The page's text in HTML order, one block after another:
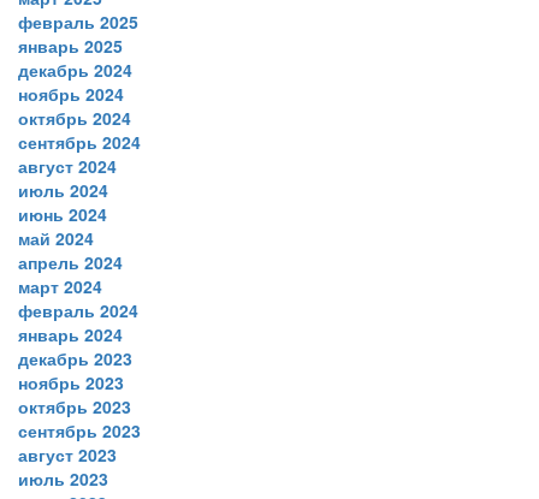
февраль 2025
январь 2025
декабрь 2024
ноябрь 2024
октябрь 2024
сентябрь 2024
август 2024
июль 2024
июнь 2024
май 2024
апрель 2024
март 2024
февраль 2024
январь 2024
декабрь 2023
ноябрь 2023
октябрь 2023
сентябрь 2023
август 2023
июль 2023